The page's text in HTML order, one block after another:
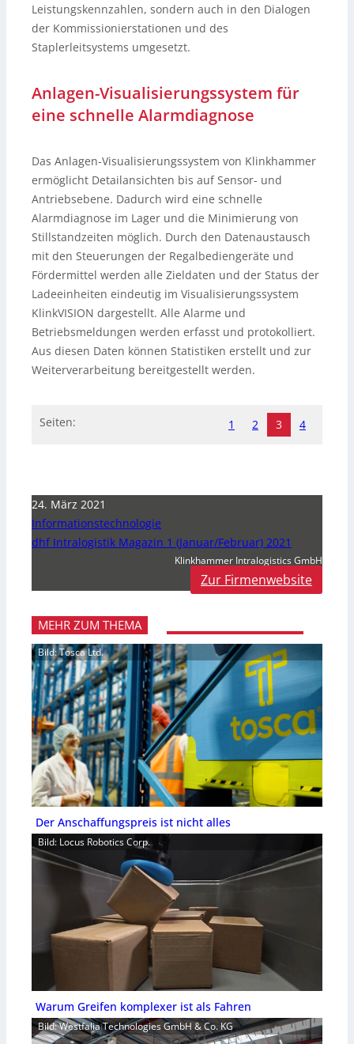
Leistungskennzahlen, sondern auch in den Dialogen
der Kommissionierstationen und des
Staplerleitsystems umgesetzt.
Anlagen-Visualisierungssystem für
eine schnelle Alarmdiagnose
Das Anlagen-Visualisierungssystem von Klinkhammer
ermöglicht Detailansichten bis auf Sensor- und
Antriebsebene. Dadurch wird eine schnelle
Alarmdiagnose im Lager und die Minimierung von
Stillstandzeiten möglich. Durch den Datenaustausch
mit den Steuerungen der Regalbediengeräte und
Fördermittel werden alle Zieldaten und der Status der
Ladeeinheiten eindeutig im Visualisierungssystem
KlinkVISION dargestellt. Alle Alarme und
Betriebsmeldungen werden erfasst und protokolliert.
Aus diesen Daten können Statistiken erstellt und zur
Weiterverarbeitung bereitgestellt werden.
Seiten: 1 2 3 4
24. März 2021
Informationstechnologie
dhf Intralogistik Magazin 1 (Januar/Februar) 2021
Klinkhammer Intralogistics GmbH
Zur Firmenwebsite
MEHR ZUM THEMA
Bild: Tosca Ltd.
Der Anschaffungspreis ist nicht alles
Bild: Locus Robotics Corp.
Warum Greifen komplexer ist als Fahren
Bild: Westfalia Technologies GmbH & Co. KG